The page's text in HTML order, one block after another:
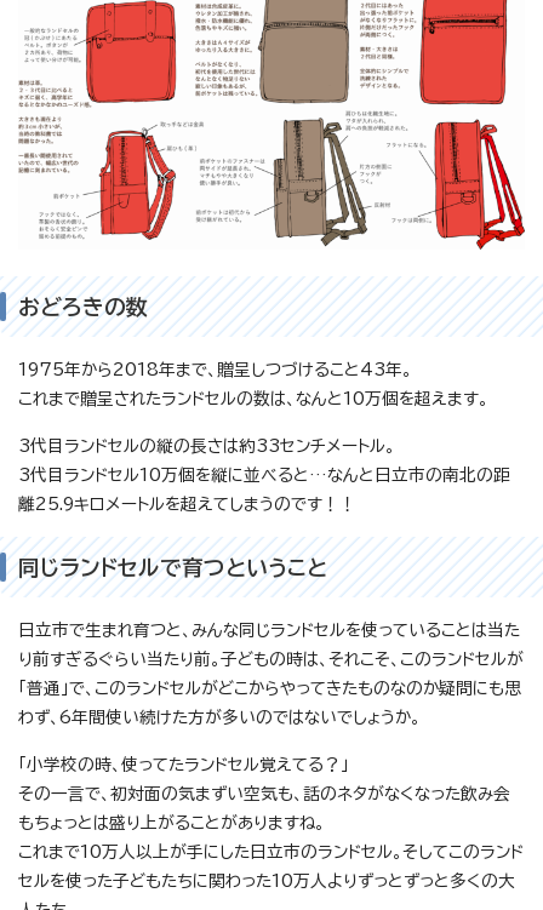
おどろきの数
1975年から2018年まで、贈呈しつづけること43年。
これまで贈呈されたランドセルの数は、なんと10万個を超えます。
3代目ランドセルの縦の長さは約33センチメートル。
3代目ランドセル10万個を縦に並べると…なんと日立市の南北の距
離25.9キロメートルを超えてしまうのです！！
同じランドセルで育つということ
日立市で生まれ育つと、みんな同じランドセルを使っていることは当た
り前すぎるぐらい当たり前。子どもの時は、それこそ、このランドセルが
「普通」で、このランドセルがどこからやってきたものなのか疑問にも思
わず、6年間使い続けた方が多いのではないでしょうか。
「小学校の時、使ってたランドセル覚えてる？」
その一言で、初対面の気まずい空気も、話のネタがなくなった飲み会
もちょっとは盛り上がることがありますね。
これまで10万人以上が手にした日立市のランドセル。そしてこのランド
セルを使った子どもたちに関わった10万人よりずっとずっと多くの大